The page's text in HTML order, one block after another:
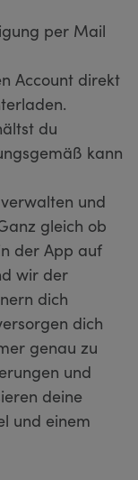
per Mail
Account direkt
du
kann
und
gleich ob
der App auf
wir der
dich
dich
genau zu
und
deine
und einem